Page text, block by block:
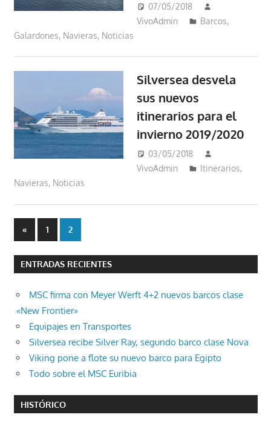
07/05/2018
VivoAdmin
Barcos,
Galardones, Navieras, Noticias
Silversea desvela
sus nuevos
itinerarios para el
invierno 2019/2020
03/05/2018
VivoAdmin
Itinerarios,
Navieras, Noticias
Paginación
de
entradas
«Entradas
anteriores
1 2
ENTRADAS RECIENTES
MSC firma con Meyer Werft 4+2 nuevos barcos clase
«New Frontier»
Equipajes en Transportes
Silversea recibe Silver Ray, segundo barco clase Nova
Viking pone a flote su nuevo barco para Egipto
Todo sobre el MSC Euribia
HISTÓRICO